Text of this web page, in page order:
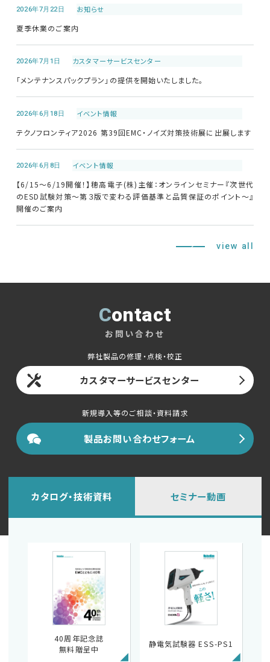
2026年7月22日 お知らせ
夏季休業のご案内
2026年7月1日 カスタマーサービスセンター
「メンテナンスパックプラン」の提供を開始いたしました。
2026年6月18日 イベント情報
テクノフロンティア2026 第39回EMC・ノイズ対策技術展に出展します
2026年6月8日 イベント情報
【6/15～6/19開催！】穂高電子(株)主催：オンラインセミナー『次世代
のESD試験対策～第３版で変わる評価基準と品質保証のポイント～』
開催のご案内
view all
Contact
お問い合わせ
弊社製品の修理・点検・校正
カスタマーサービスセンター
新規導入等のご相談・資料請求
製品お問い合わせフォーム
カタログ・技術資料
40周年記念誌
無料贈呈中
静電気試験器 ESS-PS1
セミナー動画